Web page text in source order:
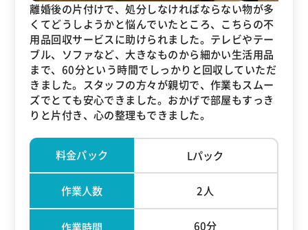
離婚後の片付けで、処分しなければならない物が多
くてどうしようかと悩んでいたところ、こちらの不
用品回収サービスに助けられました。テレビやテー
ブル、ソファなど、大きなものから細かい生活用品
まで、60分という時間でしっかりと回収していただ
きました。スタッフの方々が親切で、作業もスムー
ズでとても安心できました。おかげで部屋もすっき
りと片付き、心の整理もできました。
料金パック Lパック
作業人数 2人
作業時間 60分